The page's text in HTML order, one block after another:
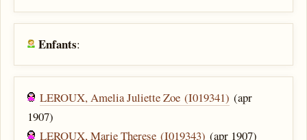
Enfants:
LEROUX, Amelia Juliette Zoe (I019341) (apr
1907)
LEROUX, Marie Therese (I019343) (apr 1907)